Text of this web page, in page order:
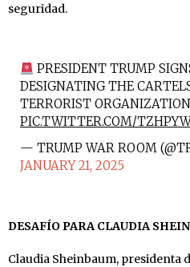
seguridad.
PRESIDENT TRUMP
DESIGNATING THE
TERRORIST
PIC.TWITTER.COM/
— TRUMP WAR ROOM
JANUARY 21, 2025
DESAFÍO PARA CLAUDIA
Claudia Sheinbaum, presidenta